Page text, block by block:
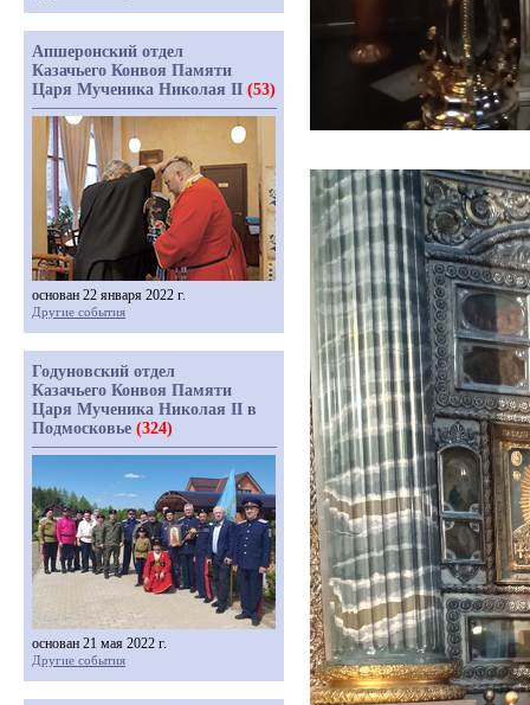
Апшеронский отдел
Казачьего Конвоя Памяти
Царя Мученика Николая II (53)
основан 22 января 2022 г.
Другие события
Годуновский отдел
Казачьего Конвоя Памяти
Царя Мученика Николая II в
Подмосковье (324)
основан 21 мая 2022 г.
Другие события